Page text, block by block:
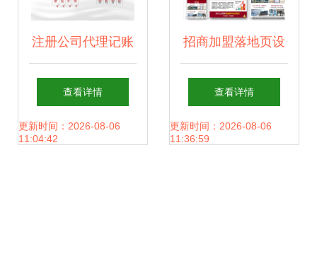
注册公司代理记账
精选设计模板与图
司机广告创意方案
查看详情
更新时间：2026-08-06
11:04:42
招商加盟落地页设
计指南 5大核心技
巧打造高转化设计
查看详情
更新时间：2026-08-06
11:36:59